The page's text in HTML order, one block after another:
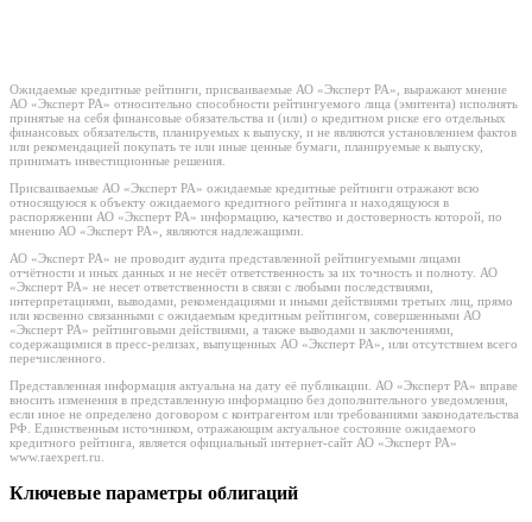
Ожидаемые кредитные рейтинги, присваиваемые АО «Эксперт РА», выражают мнение
АО «Эксперт РА» относительно способности рейтингуемого лица (эмитента) исполнять
принятые на себя финансовые обязательства и (или) о кредитном риске его отдельных
финансовых обязательств, планируемых к выпуску, и не являются установлением фактов
или рекомендацией покупать те или иные ценные бумаги, планируемые к выпуску,
принимать инвестиционные решения.
Присваиваемые АО «Эксперт РА» ожидаемые кредитные рейтинги отражают всю
относящуюся к объекту ожидаемого кредитного рейтинга и находящуюся в
распоряжении АО «Эксперт РА» информацию, качество и достоверность которой, по
мнению АО «Эксперт РА», являются надлежащими.
АО «Эксперт РА» не проводит аудита представленной рейтингуемыми лицами
отчётности и иных данных и не несёт ответственность за их точность и полноту. АО
«Эксперт РА» не несет ответственности в связи с любыми последствиями,
интерпретациями, выводами, рекомендациями и иными действиями третьих лиц, прямо
или косвенно связанными с ожидаемым кредитным рейтингом, совершенными АО
«Эксперт РА» рейтинговыми действиями, а также выводами и заключениями,
содержащимися в пресс-релизах, выпущенных АО «Эксперт РА», или отсутствием всего
перечисленного.
Представленная информация актуальна на дату её публикации. АО «Эксперт РА» вправе
вносить изменения в представленную информацию без дополнительного уведомления,
если иное не определено договором с контрагентом или требованиями законодательства
РФ. Единственным источником, отражающим актуальное состояние ожидаемого
кредитного рейтинга, является официальный интернет-сайт АО «Эксперт РА»
www.raexpert.ru.
Ключевые параметры облигаций